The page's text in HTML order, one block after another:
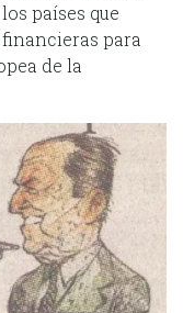
países que
para
de la